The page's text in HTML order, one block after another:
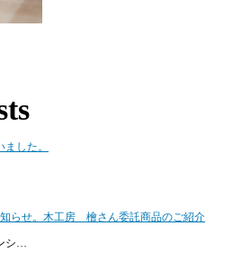
した。
らせ。木工房 檜さん委託商品のご紹介
シ…